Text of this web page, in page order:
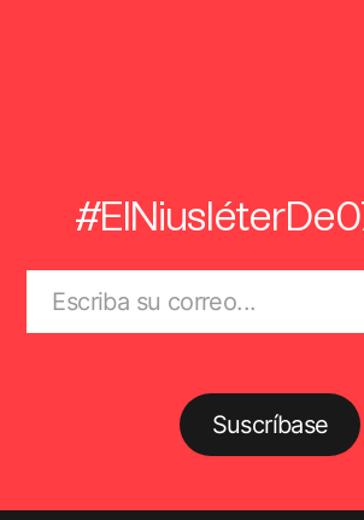
Suscríbase